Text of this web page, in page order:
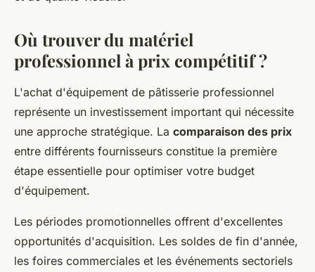
Où trouver du matériel
professionnel à prix compétitif ?
L'achat d'équipement de pâtisserie professionnel
représente un investissement important qui nécessite
une approche stratégique. La comparaison des prix
entre différents fournisseurs constitue la première
étape essentielle pour optimiser votre budget
d'équipement.
Les périodes promotionnelles offrent d'excellentes
opportunités d'acquisition. Les soldes de fin d'année,
les foires commerciales et les événements sectoriels